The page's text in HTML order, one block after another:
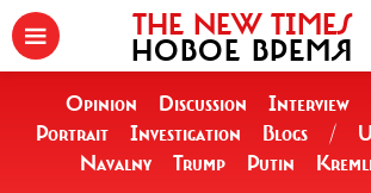
THE NEW TIMES
НОВОЕ ВРЕМЯ
Opinion Discussion Interview
Portrait
Investigation Blogs /
Navalny
Trump Putin